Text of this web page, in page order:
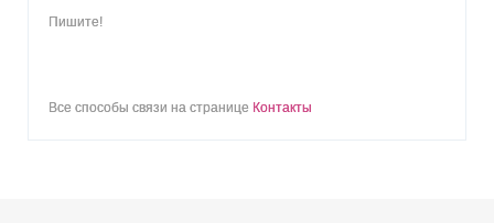
Пишите!
Все способы связи на странице Контакты